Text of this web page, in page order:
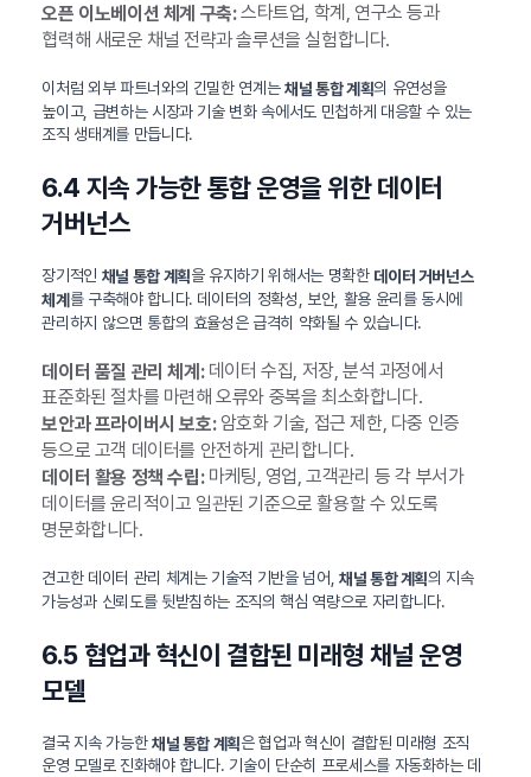
오픈 이노베이션 체계 구축:스타트업, 학계, 연구소 등과
협력해 새로운 채널 전략과 솔루션을 실험합니다.
이처럼 외부 파트너와의 긴밀한 연계는채널 통합 계획의 유연성을
높이고, 급변하는 시장과 기술 변화 속에서도 민첩하게 대응할 수 있는
조직 생태계를 만듭니다.
6.4 지속 가능한 통합 운영을 위한 데이터
거버넌스
장기적인 채널 통합 계획을 유지하기 위해서는 명확한 데이터 거버넌스
체계를 구축해야 합니다. 데이터의 정확성, 보안, 활용 윤리를 동시에
관리하지 않으면 통합의 효율성은 급격히 약화될 수 있습니다.
데이터 품질 관리 체계:데이터 수집, 저장, 분석 과정에서
표준화된 절차를 마련해 오류와 중복을 최소화합니다.
보안과 프라이버시 보호:암호화 기술, 접근 제한, 다중 인증
등으로 고객 데이터를 안전하게 관리합니다.
데이터 활용 정책 수립:마케팅, 영업, 고객관리 등 각 부서가
데이터를 윤리적이고 일관된 기준으로 활용할 수 있도록
명문화합니다.
견고한 데이터 관리 체계는 기술적 기반을 넘어, 채널 통합 계획의 지속
가능성과 신뢰도를 뒷받침하는 조직의 핵심 역량으로 자리합니다.
6.5 협업과 혁신이 결합된 미래형 채널 운영
모델
결국 지속 가능한채널 통합 계획은 협업과 혁신이 결합된 미래형 조직
운영 모델로 진화해야 합니다. 기술이 단순히 프로세스를 자동화하는 데